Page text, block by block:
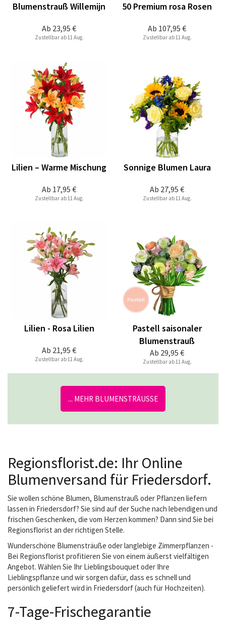
Ab 23,95 €
Blumenstrauß Willemijn
Zustellbar ab 11 Aug.
Ab 107,95 €
50 Premium rosa Rosen
Zustellbar ab 11 Aug.
Ab 17,95 €
Lilien – Warme Mischung
Zustellbar ab 11 Aug.
Ab 27,95 €
Sonnige Blumen Laura
Zustellbar ab 11 Aug.
Ab 21,95 €
Lilien - Rosa Lilien
Zustellbar ab 11 Aug.
Ab 29,95 €
Pastell saisonaler
Blumenstrauß
Zustellbar ab 11 Aug.
... MEHR BLUMENSTRÄUSSE
Regionsflorist.de: Ihr Online
Blumenversand für Friedersdorf.
Sie wollen schöne Blumen, Blumenstrauß oder Pflanzen liefern
lassen in Friedersdorf? Sie sind auf der Suche nach lebendigen und
frischen Geschenken, die vom Herzen kommen? Dann sind Sie bei
Regionsflorist an der richtigen Stelle.
Wunderschöne Blumensträuße oder langlebige Zimmerpflanzen -
Bei Regionsflorist profitieren Sie von einem äußerst vielfältigen
Angebot. Wählen Sie Ihr Lieblingsbouquet oder Ihre
Lieblingspflanze und wir sorgen dafür, dass es schnell und
persönlich geliefert wird in Friedersdorf (auch für Hochzeiten).
7-Tage-Frischegarantie